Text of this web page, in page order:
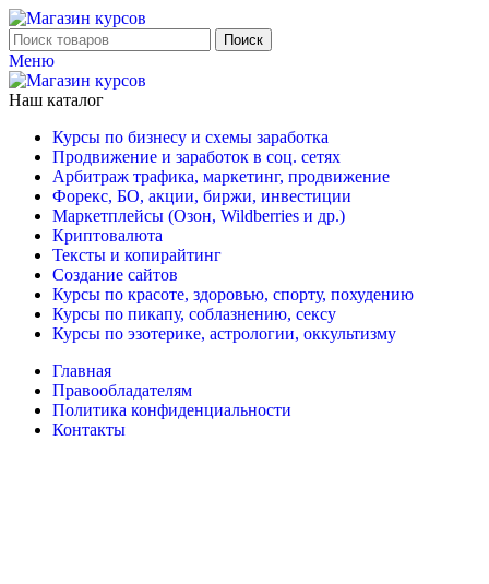
Поиск
Меню
Наш каталог
Курсы по бизнесу и схемы заработка
Продвижение и заработок в соц. сетях
Арбитраж трафика, маркетинг, продвижение
Форекс, БО, акции, биржи, инвестиции
Маркетплейсы (Озон, Wildberries и др.)
Криптовалюта
Тексты и копирайтинг
Создание сайтов
Курсы по красоте, здоровью, спорту, похудению
Курсы по пикапу, соблазнению, сексу
Курсы по эзотерике, астрологии, оккультизму
Главная
Правообладателям
Политика конфиденциальности
Контакты